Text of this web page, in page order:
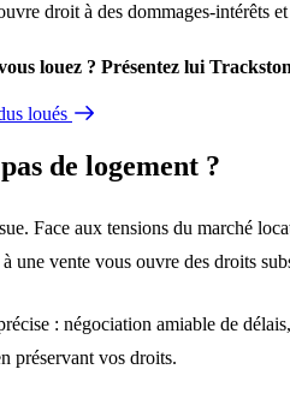
droit à des dommages-intérêts
louez ? Présentez lui
loués
de logement ?
Face aux tensions du marché
une vente vous ouvre des droits
: négociation amiable de
préservant vos droits.